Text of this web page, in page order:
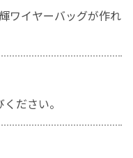
ワイヤーバッグが作れ
ださい。